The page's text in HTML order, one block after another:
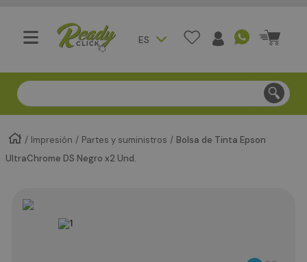
ES
Compra segura - Entregas en Bogotá en menos de 3
Impresión Partes y suministros
Bolsa de Tinta Epson
UltraChrome DS Negro x2 Und.